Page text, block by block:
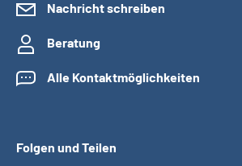
Nachricht schreiben
Beratung
Alle Kontaktmöglichkeiten
Folgen und Teilen